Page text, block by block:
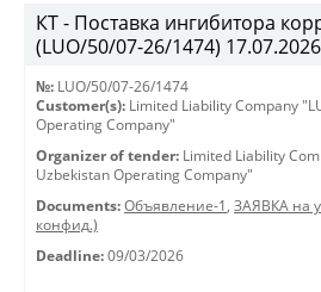
КТ - Поставка ингибитора
(LUO/50/07-26/1474)
№: LUO/50/07-26/1474
Customer(s): Limited Liability Company
Operating Company"
Organizer of tender: Limited Liability
Uzbekistan Operating Company"
Documents: Объявление-1 , ЗАЯВКА на
конфид.)
Deadline: 09/03/2026